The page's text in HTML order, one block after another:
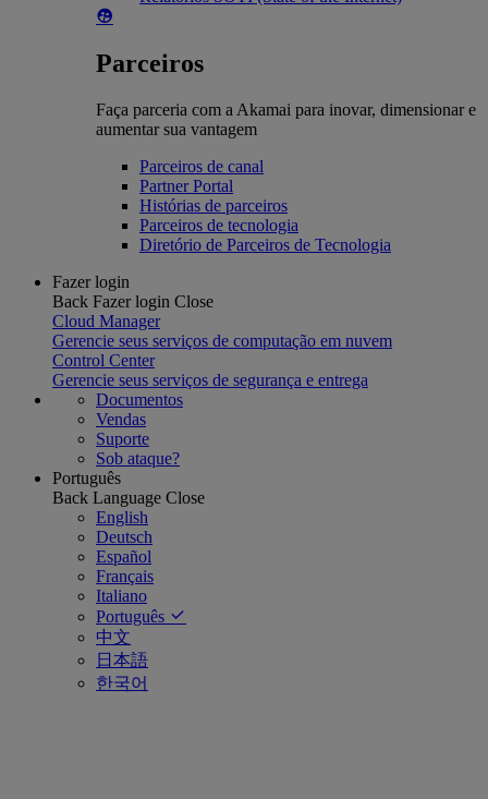
Parceiros
Faça parceria com a Akamai para inovar, dimensionar e
aumentar sua vantagem
Parceiros de canal
Partner Portal
Histórias de parceiros
Parceiros de tecnologia
Diretório de Parceiros de Tecnologia
Fazer login
Back Fazer login Close
Cloud Manager
Gerencie seus serviços de computação em nuvem
Control Center
Gerencie seus serviços de segurança e entrega
Documentos
Vendas
Suporte
Sob ataque?
Português
Back Language Close
English
Deutsch
Español
Français
Italiano
Português
中文
日本語
한국어